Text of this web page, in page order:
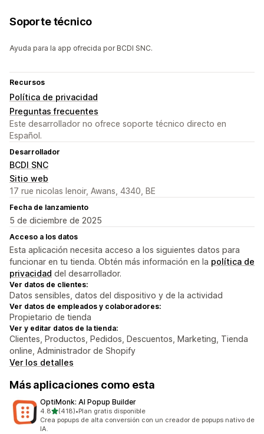
Soporte técnico
Ayuda para la app ofrecida por BCDI SNC.
Recursos
Política de privacidad
Preguntas frecuentes
Este desarrollador no ofrece soporte técnico directo en
Español.
Desarrollador
BCDI SNC
Sitio web
17 rue nicolas lenoir, Awans, 4340, BE
Fecha de lanzamiento
5 de diciembre de 2025
Acceso a los datos
Esta aplicación necesita acceso a los siguientes datos para
funcionar en tu tienda. Obtén más información en la política de
privacidad del desarrollador.
Ver datos de clientes:
Datos sensibles, datos del dispositivo y de la actividad
Ver datos de empleados y colaboradores:
Propietario de tienda
Ver y editar datos de la tienda:
Clientes, Productos, Pedidos, Descuentos, Marketing, Tienda
online, Administrador de Shopify
Ver los detalles
Más aplicaciones como esta
OptiMonk: AI Popup Builder
4.8de 5 estrellas
(418)
418 reseñas en total
•Plan gratis disponible
Crea popups de alta conversión con un creador de popups nativo de
IA.